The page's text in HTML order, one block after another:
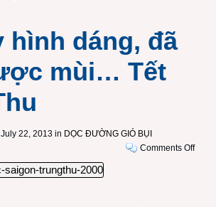
hình dáng, đã
mùi… Tết
22, 2013 in DỌC ĐƯỜNG GIÓ BỤI
Comments Offon